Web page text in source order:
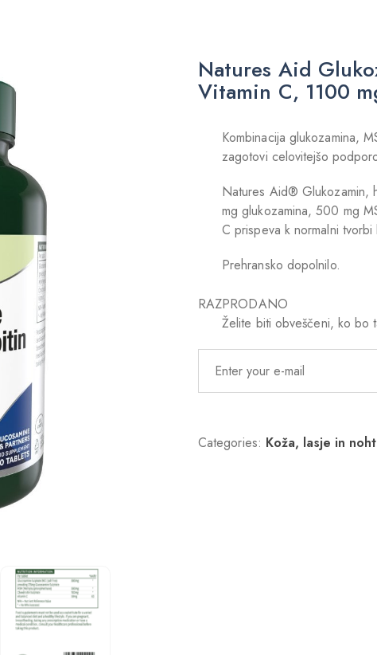
Natures Aid
Vitamin C, 1100
Kombinacija glukozamina,
zagotovi celovitejšo
Natures Aid® Glukozamin,
mg glukozamina, 500 mg
C prispeva k normalni
Prehransko dopolnilo.
RAZPRODANO
Želite biti obveščeni, ko bo
Categories: Koža, lasje in